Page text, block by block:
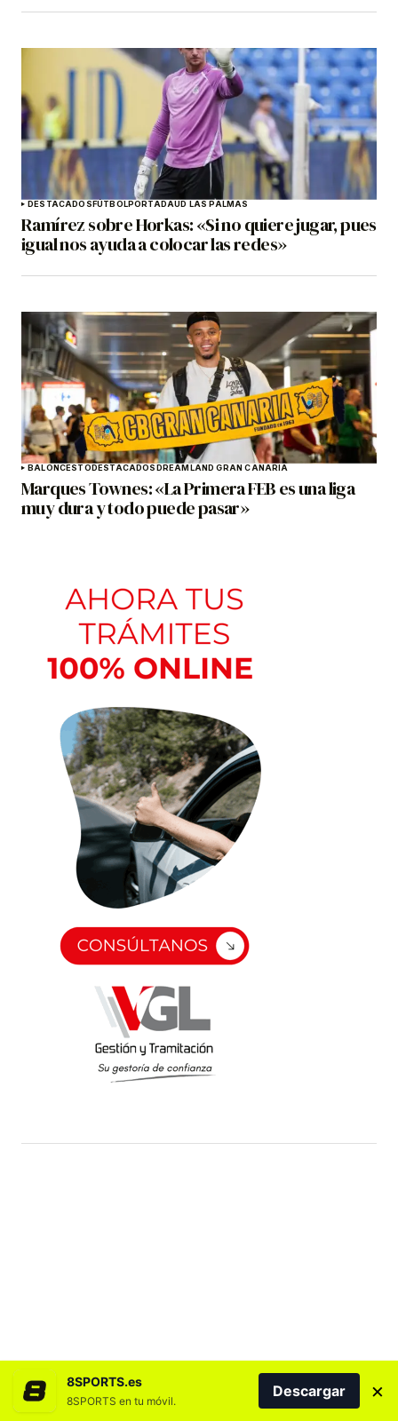
DESTACADOSFÚTBOLPORTADAUD LAS PALMAS
Ramírez sobre Horkas: «Si no quiere jugar, pues
igual nos ayuda a colocar las redes»
BALONCESTODESTACADOSDREAMLAND GRAN CANARIA
Marques Townes: «La Primera FEB es una liga
muy dura y todo puede pasar»
8SPORTS.es
8SPORTS en tu móvil.
Descargar ×